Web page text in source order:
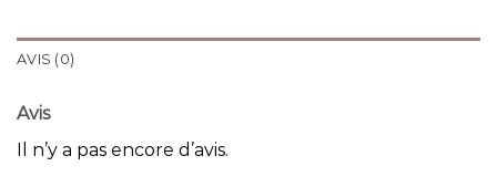
AVIS (0)
Avis
Il n’y a pas encore d’avis.